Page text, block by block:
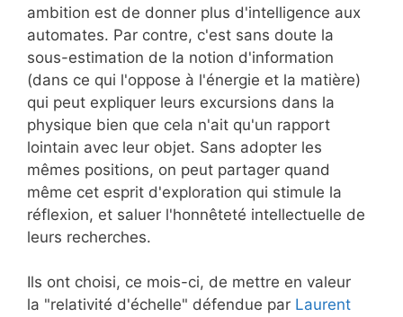
ambition est de donner plus d'intelligence aux
automates. Par contre, c'est sans doute la
sous-estimation de la notion d'information
(dans ce qui l'oppose à l'énergie et la matière)
qui peut expliquer leurs excursions dans la
physique bien que cela n'ait qu'un rapport
lointain avec leur objet. Sans adopter les
mêmes positions, on peut partager quand
même cet esprit d'exploration qui stimule la
réflexion, et saluer l'honnêteté intellectuelle de
leurs recherches.
Ils ont choisi, ce mois-ci, de mettre en valeur
la "relativité d'échelle" défendue par Laurent